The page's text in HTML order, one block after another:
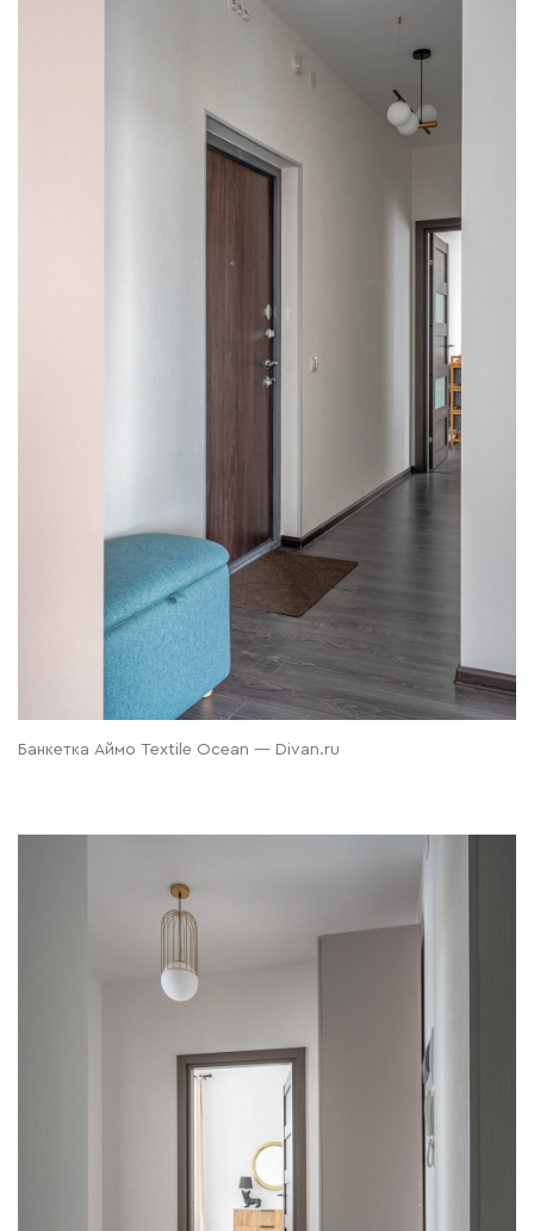
Банкетка Аймо Textile Ocean — Divan.ru